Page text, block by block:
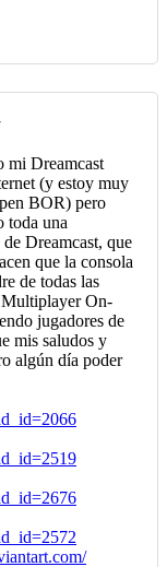
mi Dreamcast
(y estoy muy
BOR) pero
toda una
Dreamcast, que
que la consola
de todas las
Multiplayer On-
jugadores de
mis saludos y
algún día poder